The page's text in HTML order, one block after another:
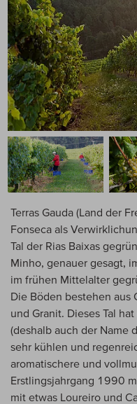
Terras Gauda (Land der
Fonseca als
Tal der Rias Baixas
Minho, genauer gesagt,
im frühen Mittelalter
Die Böden bestehen aus
und Granit. Dieses Tal
(deshalb auch der Name
sehr kühlen und
aromatischere und
Erstlingsjahrgang 1990
mit etwas Loureiro und